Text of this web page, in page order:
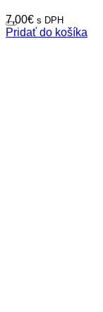
7,00€ s DPH
Pridať do košíka